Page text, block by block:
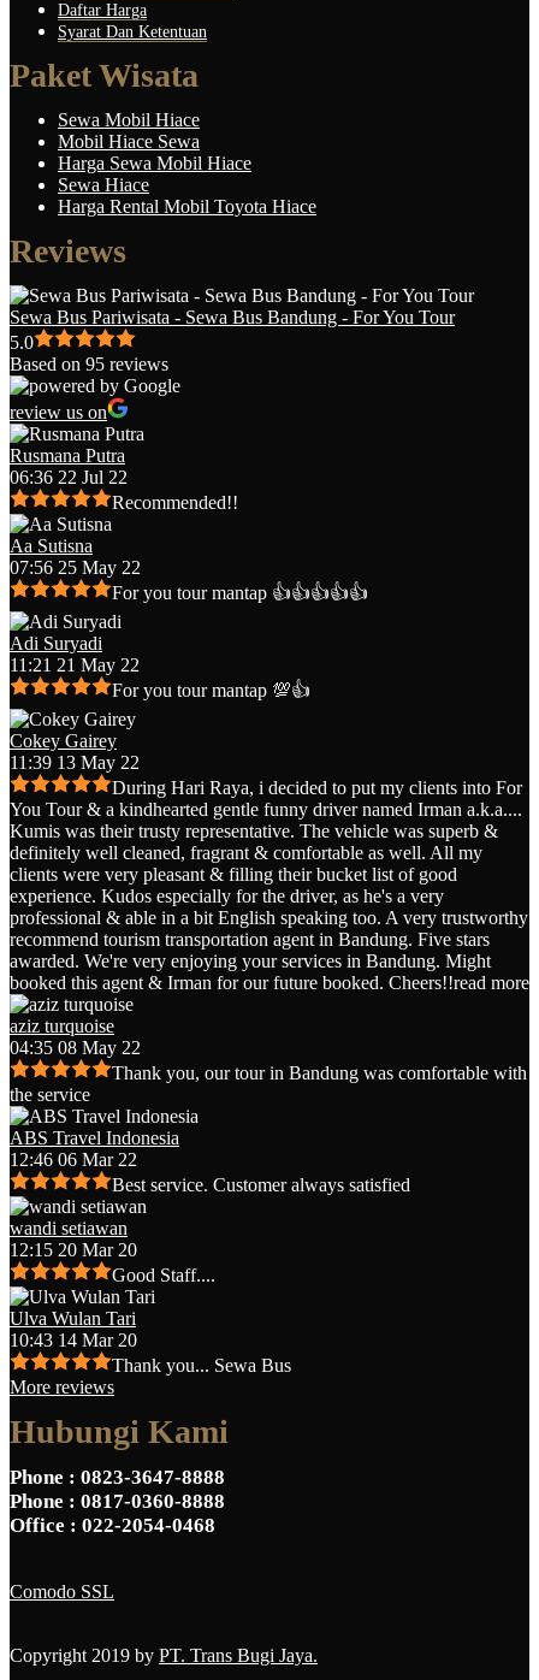
Daftar Harga
Syarat Dan Ketentuan
Paket Wisata
Sewa Mobil Hiace
Mobil Hiace Sewa
Harga Sewa Mobil Hiace
Sewa Hiace
Harga Rental Mobil Toyota Hiace
Reviews
Sewa Bus Pariwisata - Sewa Bus Bandung - For You Tour
5.0
Based on 95 reviews
review us on
Rusmana Putra
06:36 22 Jul 22
Recommended!!
Aa Sutisna
07:56 25 May 22
For you tour mantap 👍👍👍👍👍
Adi Suryadi
11:21 21 May 22
For you tour mantap 💯👍
Cokey Gairey
11:39 13 May 22
During Hari Raya, i decided to put my clients into For
You Tour & a kindhearted gentle funny driver named Irman a.k.a....
Kumis was their trusty representative. The vehicle was superb &
definitely well cleaned, fragrant & comfortable as well. All my
clients were very pleasant & filling their bucket list of good
experience. Kudos especially for the driver, as he's a very
professional & able in a bit English speaking too. A very trustworthy
recommend tourism transportation agent in Bandung. Five stars
awarded. We're very enjoying your services in Bandung. Might
booked this agent & Irman for our future booked. Cheers!!read more
aziz turquoise
04:35 08 May 22
Thank you, our tour in Bandung was comfortable with
the service
ABS Travel Indonesia
12:46 06 Mar 22
Best service. Customer always satisfied
wandi setiawan
12:15 20 Mar 20
Good Staff....
Ulva Wulan Tari
10:43 14 Mar 20
Thank you... Sewa Bus
More reviews
Hubungi Kami
Phone : 0823-3647-8888
Phone : 0817-0360-8888
Office : 022-2054-0468
Comodo SSL
Copyright 2019 by PT. Trans Bugi Jaya.